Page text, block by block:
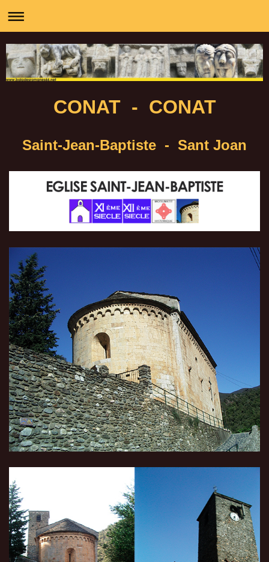
CONAT - CONAT
Saint-Jean-Baptiste - Sant Joan